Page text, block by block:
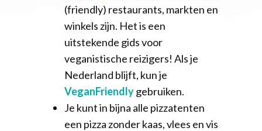
(friendly) restaurants, markten en
winkels zijn. Het is een
uitstekende gids voor
veganistische reizigers! Als je
Nederland blijft, kun je
VeganFriendlygebruiken.
Je kunt in bijna alle pizzatenten
een pizza zonder kaas, vlees en vis